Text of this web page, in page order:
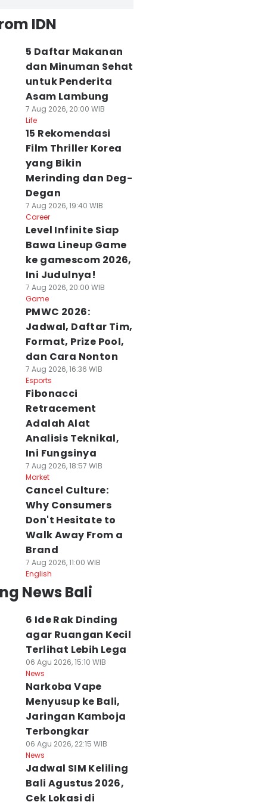
IDN
5 Daftar Makanan
dan Minuman Sehat
untuk Penderita
Asam Lambung
7 Aug 2026, 20:00 WIB
Life
15 Rekomendasi
Film Thriller Korea
yang Bikin
Merinding dan Deg-
Degan
7 Aug 2026, 19:40 WIB
Career
Level Infinite Siap
Bawa Lineup Game
ke gamescom 2026,
Ini Judulnya!
7 Aug 2026, 20:00 WIB
Game
PMWC 2026:
Jadwal, Daftar Tim,
Format, Prize Pool,
dan Cara Nonton
7 Aug 2026, 16:36 WIB
Esports
Fibonacci
Retracement
Adalah Alat
Analisis Teknikal,
Ini Fungsinya
7 Aug 2026, 18:57 WIB
Market
Cancel Culture:
Why Consumers
Don't Hesitate to
Walk Away From a
Brand
7 Aug 2026, 11:00 WIB
English
News Bali
6 Ide Rak Dinding
agar Ruangan Kecil
Terlihat Lebih Lega
06 Agu 2026, 15:10 WIB
News
Narkoba Vape
Menyusup ke Bali,
Jaringan Kamboja
Terbongkar
06 Agu 2026, 22:15 WIB
News
Jadwal SIM Keliling
Bali Agustus 2026,
Cek Lokasi di